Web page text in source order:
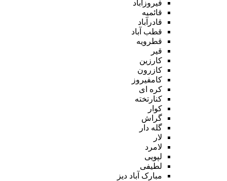
فیروزآباد
قائمیه
قادرآباد
قطب آباد
قطرویه
قیر
کارزین
کازرون
کامفیروز
کره ای
کنارتخته
کوار
گراش
گله دار
لار
لامرد
لپویی
لطیفی
مبارک آباد دیز